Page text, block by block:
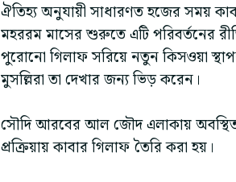
ঐতিহ্য অনুযায়ী সাধারণত হজের সময়
মহররম মাসের শুরুতে এটি পরিবর্তনের
পুরোনো গিলাফ সরিয়ে নতুন কিসওয়া
মুসল্লিরা তা দেখার জন্য ভিড় করেন।
সৌদি আরবের আল জৌদ এলাকায়
প্রক্রিয়ায় কাবার গিলাফ তৈরি করা হয়।